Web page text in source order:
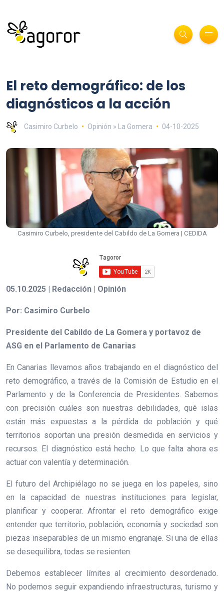
El reto demográfico: de los
diagnósticos a la acción
Casimiro Curbelo Opinión » La Gomera 04-10-2025
Casimiro Curbelo, presidente del Cabildo de La Gomera | CEDIDA
05.10.2025 | Redacción | Opinión
Por: Casimiro Curbelo
Presidente del Cabildo de La Gomera y portavoz de
ASG en el Parlamento de Canarias
En Canarias llevamos años trabajando en el diagnóstico del
reto demográfico, a través de la Comisión de Estudio en el
Parlamento y de la Conferencia de Presidentes. Sabemos
con precisión cuáles son nuestras debilidades, qué islas
están más expuestas a la pérdida de población y qué
territorios soportan una presión desmedida en servicios y
recursos. El diagnóstico está hecho. Lo que falta ahora es
actuar con valentía y determinación.
El futuro del Archipiélago no se juega en los papeles, sino
en la capacidad de nuestras instituciones para legislar,
planificar y cooperar. Afrontar el reto demográfico exige
entender que territorio, población, economía y sociedad son
piezas inseparables de un mismo engranaje. Si una de ellas
se desequilibra, todas se resienten.
Debemos establecer límites al crecimiento desordenado.
No podemos seguir expandiendo infraestructuras, turismo y